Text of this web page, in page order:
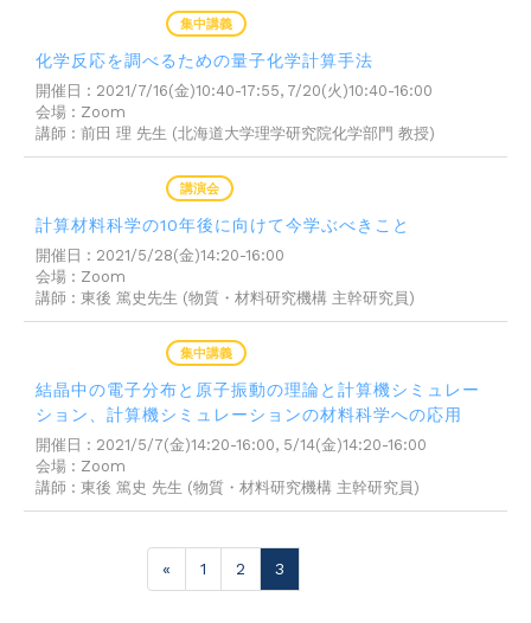
化学反応を調べるための量子化学計算手法
開催日 : 2021/7/16(金)10:40-17:55, 7/20(火)10:40-16:00
会場 : Zoom
講師 : 前田 理 先生 (北海道大学理学研究院化学部門 教授)
集中講義
計算材料科学の10年後に向けて今学ぶべきこと
開催日 : 2021/5/28(金)14:20-16:00
会場 : Zoom
講師 : 東後 篤史先生 (物質・材料研究機構 主幹研究員)
講演会
結晶中の電子分布と原子振動の理論と計算機シミュレー
ション、計算機シミュレーションの材料科学への応用
開催日 : 2021/5/7(金)14:20-16:00, 5/14(金)14:20-16:00
会場 : Zoom
講師 : 東後 篤史 先生 (物質・材料研究機構 主幹研究員)
集中講義
« 1 2 3